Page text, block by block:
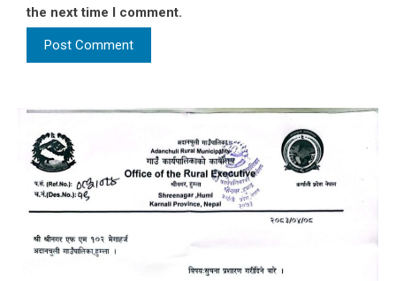
the next time I comment.